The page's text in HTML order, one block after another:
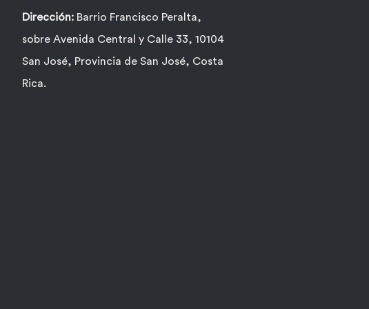
Dirección: Barrio Francisco Peralta,
sobre Avenida Central y Calle 33, 10104
San José, Provincia de San José, Costa
Rica.